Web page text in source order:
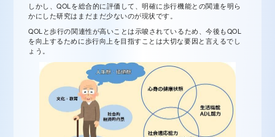
しかし、QOLを総合的に評価して、明確に歩行機能との関連を明ら
かにした研究はまだまだ少ないのが現状です。
QOLと歩行の関連性が高いことは示唆されているため、今後もQOL
を向上するために歩行向上を目指すことは大切な要因と言えるでし
ょう。